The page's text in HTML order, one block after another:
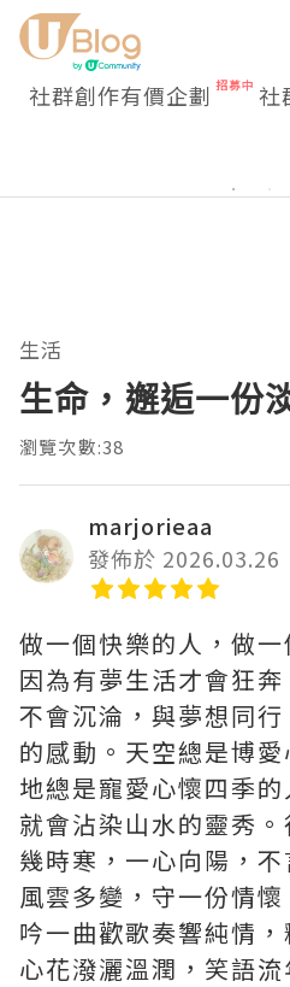
社群創作有價企劃 社
生活
生命，邂逅一份
瀏覽次數:38
marjorieaa
發佈於 2026.03.26
做一個快樂的人，做一
因為有夢生活才會狂
不會沉淪，與夢想同
的感動。天空總是博
地總是寵愛心懷四季的
就會沾染山水的靈秀
幾時寒，一心向陽，
風雲多變，守一份情懷
吟一曲歡歌奏響純情
心花潑灑溫潤，笑語流